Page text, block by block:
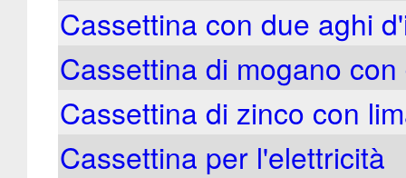
Cassettina con due aghi
Cassettina di mogano
Cassettina di zinco con
Cassettina per l'elettricità